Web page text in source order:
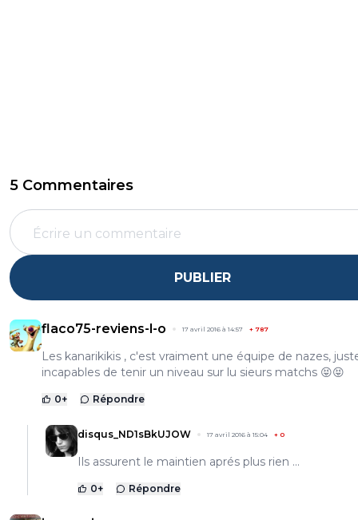
5 Commentaires
PUBLIER
flaco75-reviens-l-o 17 avril 2016 à 14:57 + 787
Les kanarikikis , c'est vraiment une équipe de nazes,
incapables de tenir un niveau sur lu sieurs matchs 😝😝
0+ Répondre
disqus_ND1sBkUJOW 17 avril 2016 à 15:04 + 0
Ils assurent le maintien aprés plus rien ...
0+ Répondre